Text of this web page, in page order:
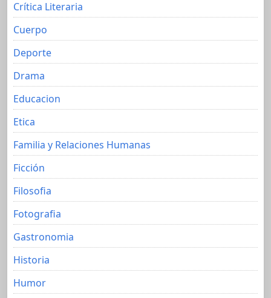
Crítica Literaria
Cuerpo
Deporte
Drama
Educacion
Etica
Familia y Relaciones Humanas
Ficción
Filosofia
Fotografia
Gastronomia
Historia
Humor